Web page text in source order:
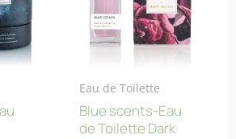
Eau de Toilette
Blue scents-Eau
de Toilette Dark